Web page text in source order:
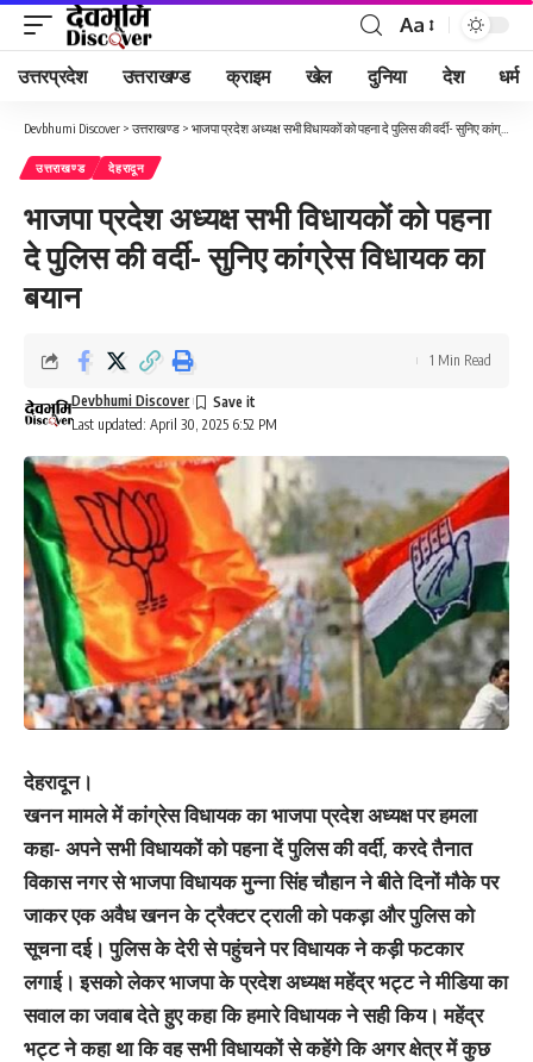
Font
Resizer
Aa
उत्तरप्रदेश उत्तराखण्ड क्राइम खेल दुनिया देश धर्म
Devbhumi Discover > उत्तराखण्ड > भाजपा प्रदेश अध्यक्ष सभी विधायकों को पहना दे पुलिस की वर्दी- सुनिए कांग्रेस विधायक का बयान
उत्तराखण्ड देहरादून
भाजपा प्रदेश अध्यक्ष सभी विधायकों को पहना
दे पुलिस की वर्दी- सुनिए कांग्रेस विधायक का
बयान
Last updated: April 30, 2025 6:52 PM
Devbhumi Discover
1 Min Read
देहरादून।
खनन मामले में कांग्रेस विधायक का भाजपा प्रदेश अध्यक्ष पर हमला
कहा- अपने सभी विधायकों को पहना दें पुलिस की वर्दी, करदे तैनात
विकास नगर से भाजपा विधायक मुन्ना सिंह चौहान ने बीते दिनों मौके पर
जाकर एक अवैध खनन के ट्रैक्टर ट्राली को पकड़ा और पुलिस को
सूचना दई। पुलिस के देरी से पहुंचने पर विधायक ने कड़ी फटकार
लगाई। इसको लेकर भाजपा के प्रदेश अध्यक्ष महेंद्र भट्ट ने मीडिया का
सवाल का जवाब देते हुए कहा कि हमारे विधायक ने सही किय। महेंद्र
भट्ट ने कहा था कि वह सभी विधायकों से कहेंगे कि अगर क्षेत्र में कुछ